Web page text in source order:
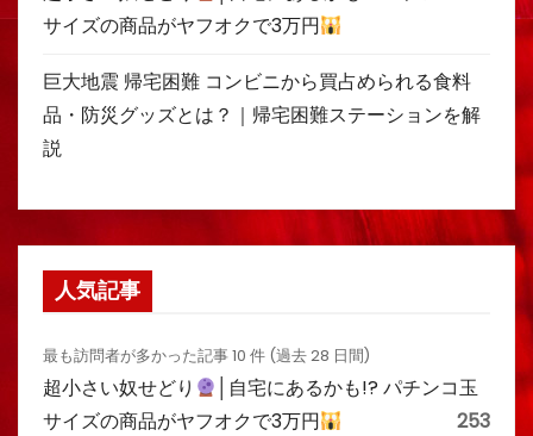
サイズの商品がヤフオクで3万円
巨大地震 帰宅困難 コンビニから買占められる食料
品・防災グッズとは？｜帰宅困難ステーションを解
説
人気記事
最も訪問者が多かった記事 10 件 (過去 28 日間)
超小さい奴せどり
│自宅にあるかも!? パチンコ玉
サイズの商品がヤフオクで3万円
253